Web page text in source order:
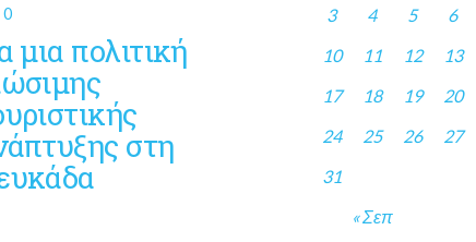
0
μια πολιτική
στη
« Σεπ
3
4 5 6
10
11 12 13
17
18 19 20
24
25 26 27
31